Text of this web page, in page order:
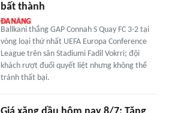
bất thành
Ballkani thắng GAP Connah S Quay FC 3-2 tại
vòng loại thứ nhất UEFA Europa Conference
League trên sân Stadiumi Fadil Vokrri; đội
khách rượt đuổi quyết liệt nhưng không thể
tránh thất bại.